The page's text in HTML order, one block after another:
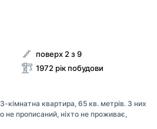
поверх 2 з 9
1972 рік побудови
квартира, 65 кв. метрів. З них
не прописаний, ніхто не проживає,